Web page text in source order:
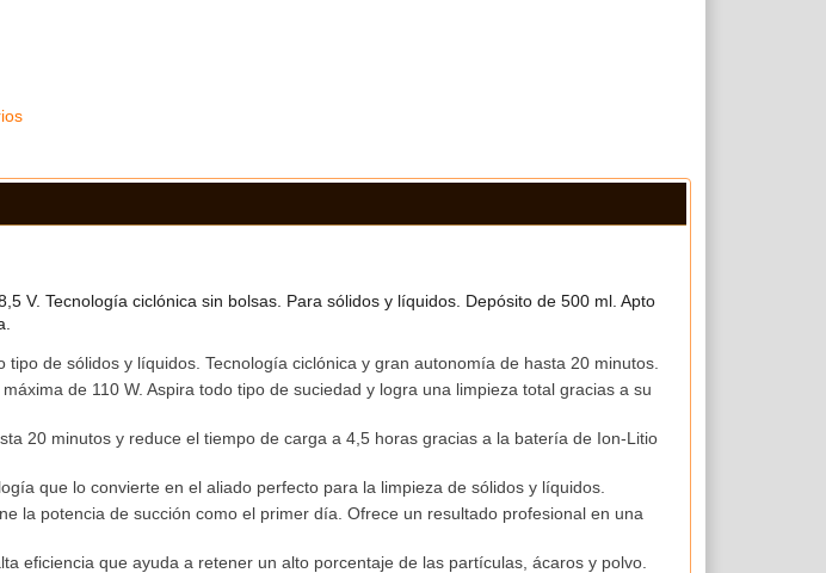
V. Tecnología ciclónica sin bolsas. Para sólidos y líquidos. Depósito de 500 ml. Apto
tipo de sólidos y líquidos. Tecnología ciclónica y gran autonomía de hasta 20 minutos.
de 110 W. Aspira todo tipo de suciedad y logra una limpieza total gracias a su
20 minutos y reduce el tiempo de carga a 4,5 horas gracias a la batería de Ion-Litio
que lo convierte en el aliado perfecto para la limpieza de sólidos y líquidos.
la potencia de succión como el primer día. Ofrece un resultado profesional en una
eficiencia que ayuda a retener un alto porcentaje de las partículas, ácaros y polvo.